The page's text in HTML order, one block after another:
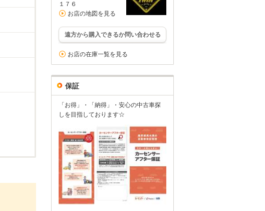
１７６
お店の地図を見る
遠方から購入できるか問い合わせる
お店の在庫一覧を見る
保証
「お得」・「納得」・安心の中古車探
しを目指しております☆